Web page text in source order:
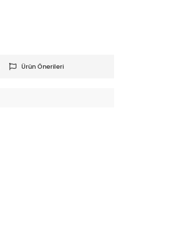
Ürün Önerileri